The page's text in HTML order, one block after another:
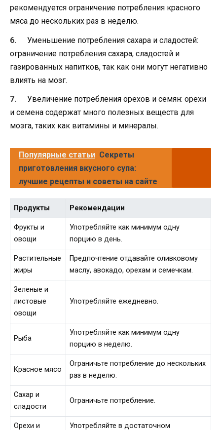
рекомендуется ограничение потребления красного
мяса до нескольких раз в неделю.
Уменьшение потребления сахара и сладостей:
ограничение потребления сахара, сладостей и
газированных напитков, так как они могут негативно
влиять на мозг.
Увеличение потребления орехов и семян: орехи
и семена содержат много полезных веществ для
мозга, таких как витамины и минералы.
Популярные статьи Секреты
приготовления вкусного супа:
лучшие рецепты и советы на сайте
Продукты Рекомендации
Фрукты и
овощи
Употребляйте как минимум одну
порцию в день.
Растительные
жиры
Предпочтение отдавайте оливковому
маслу, авокадо, орехам и семечкам.
Зеленые и
листовые
овощи
Употребляйте ежедневно.
Рыба
Употребляйте как минимум одну
порцию в неделю.
Красное мясо
Ограничьте потребление до нескольких
раз в неделю.
Сахар и
сладости
Ограничьте потребление.
Орехи и Употребляйте в достаточном